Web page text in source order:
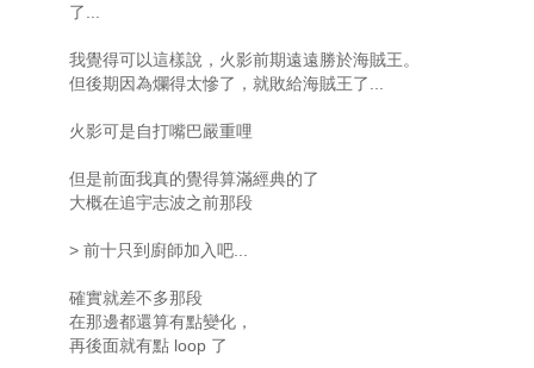
了...
我覺得可以這樣說，火影前期遠遠勝於海賊王。
但後期因為爛得太慘了，就敗給海賊王了...
火影可是自打嘴巴嚴重哩
但是前面我真的覺得算滿經典的了
大概在追宇志波之前那段
> 前十只到廚師加入吧...
確實就差不多那段
在那邊都還算有點變化，
再後面就有點 loop 了